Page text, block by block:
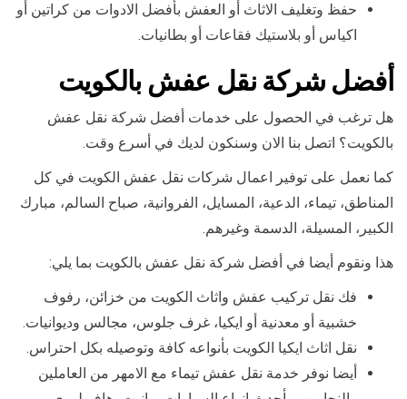
حفظ وتغليف الاثاث أو العفش بأفضل الادوات من كراتين أو
اكياس أو بلاستيك فقاعات أو بطانيات.
أفضل شركة نقل عفش بالكويت
هل ترغب في الحصول على خدمات أفضل شركة نقل عفش
بالكويت؟ اتصل بنا الان وسنكون لديك في أسرع وقت.
كما نعمل على توفير اعمال شركات نقل عفش الكويت في كل
المناطق، تيماء، الدعية، المسايل، الفروانية، صباح السالم، مبارك
الكبير، المسيلة، الدسمة وغيرهم.
هذا ونقوم أيضا في أفضل شركة نقل عفش بالكويت بما يلي:
فك نقل تركيب عفش واثاث الكويت من خزائن، رفوف
خشبية أو معدنية أو ايكيا، غرف جلوس، مجالس وديوانيات.
نقل اثاث ايكيا الكويت بأنواعه كافة وتوصيله بكل احتراس.
أيضا نوفر خدمة نقل عفش تيماء مع الامهر من العاملين